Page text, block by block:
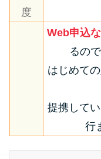
無
お
種
その他コ
度
Web申込
るの
はじめて
提携して
行